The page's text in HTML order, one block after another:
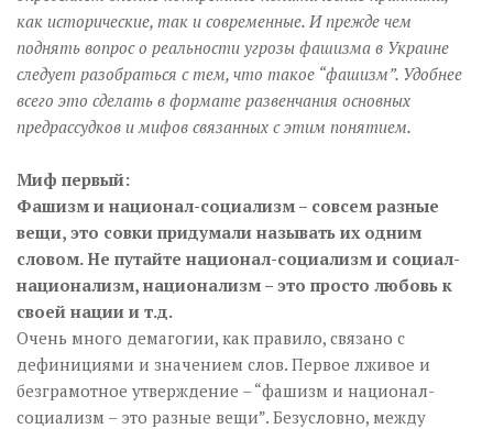
как исторические, так и современные. И прежде чем
поднять вопрос о реальности угрозы фашизма в Украине
следует разобраться с тем, что такое “фашизм”. Удобнее
всего это сделать в формате развенчания основных
предрассудков и мифов связанных с этим понятием.
Миф первый:
Фашизм и национал-социализм – совсем разные
вещи, это совки придумали называть их одним
словом. Не путайте национал-социализм и социал-
национализм, национализм – это просто любовь к
своей нации и т.д.
Очень много демагогии, как правило, связано с
дефинициями и значением слов. Первое лживое и
безграмотное утверждение – “фашизм и национал-
социализм – это разные вещи”. Безусловно, между